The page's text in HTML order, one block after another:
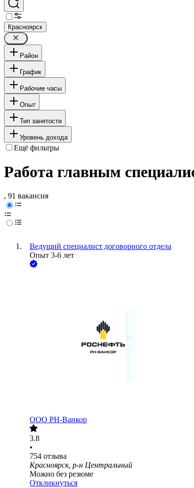
Красноярск
Район
График
Рабочие часы
Опыт
Тип занятости
Уровень дохода
Ещё фильтры
Работа главным
, 91 вакансия
Ведущий специалист договорного отдела
Опыт 3-6 лет
ООО РН-Ванкор
3.8
•
754 отзыва
Красноярск, р-н Центральный
Можно без резюме
Откликнуться